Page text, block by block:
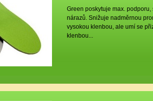
Green poskytuje max.
nárazů. Snižuje nadměrnou
vysokou klenbou, ale umí se
klenbou...